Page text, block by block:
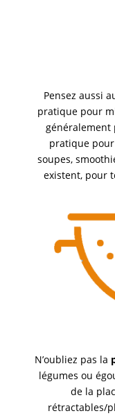
Pensez aussi
pratique pour
généralement
pratique
soupes,
existent, pour
N’oubliez pas la
légumes ou
de la
rétractables/